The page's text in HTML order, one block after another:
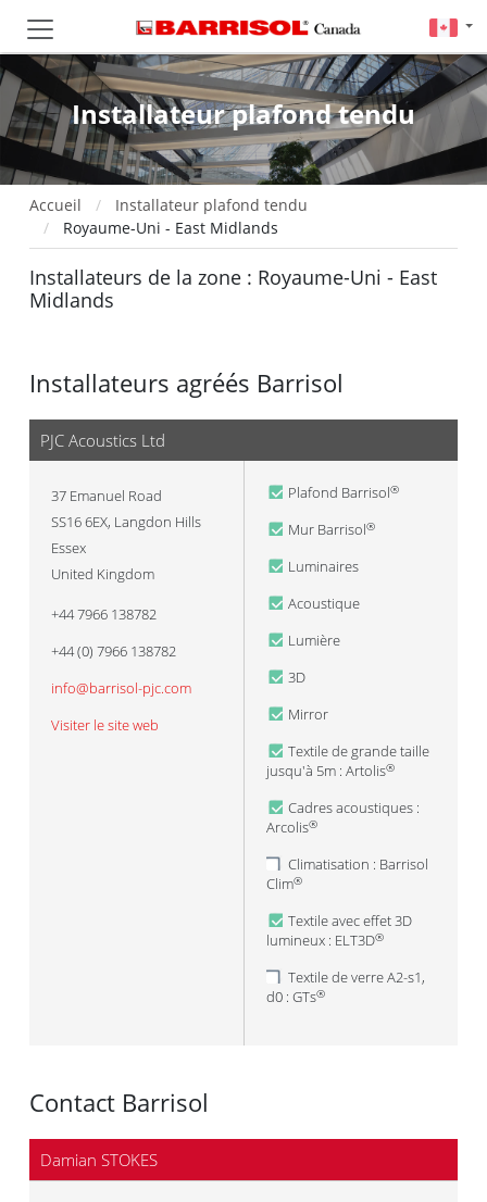
Installateur plafond tendu
Accueil
Installateur plafond tendu
Royaume-Uni - East Midlands
Installateurs de la zone : Royaume-Uni - East
Midlands
Installateurs agréés Barrisol
PJC Acoustics Ltd
37 Emanuel Road
SS16 6EX, Langdon Hills
Essex
United Kingdom
+44 7966 138782
+44 (0) 7966 138782
info@barrisol-pjc.com
Visiter le site web
Plafond Barrisol®
Mur Barrisol®
Luminaires
Acoustique
Lumière
3D
Mirror
Textile de grande taille
jusqu'à 5m : Artolis®
Cadres acoustiques :
Arcolis®
Climatisation : Barrisol
Clim®
Textile avec effet 3D
lumineux : ELT3D®
Textile de verre A2-s1,
d0 : GTs®
Contact Barrisol
Damian STOKES